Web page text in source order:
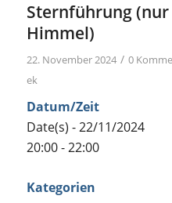
Sternführung
Himmel)
22. November 2024 / 0
ek
Datum/Zeit
Date(s) - 22/11/2024
20:00 - 22:00
Kategorien